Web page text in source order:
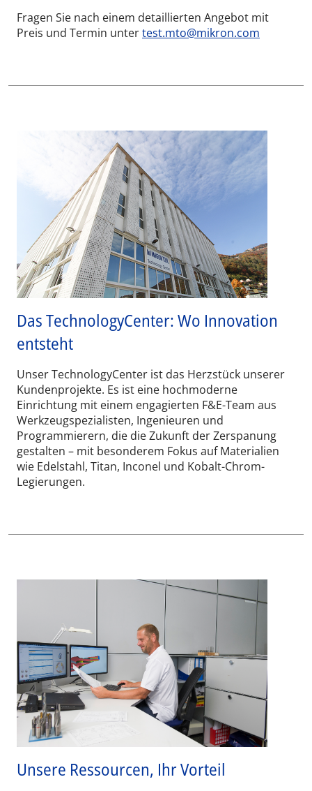
Fragen Sie nach einem detaillierten Angebot mit
Preis und Termin untertest.mto@mikron.com
Das TechnologyCenter: Wo Innovation
entsteht
Unser TechnologyCenter ist das Herzstück unserer
Kundenprojekte. Es ist eine hochmoderne
Einrichtung mit einem engagierten F&E-Team aus
Werkzeugspezialisten, Ingenieuren und
Programmierern, die die Zukunft der Zerspanung
gestalten – mit besonderem Fokus auf Materialien
wie Edelstahl, Titan, Inconel und Kobalt-Chrom-
Legierungen.
Unsere Ressourcen, Ihr Vorteil